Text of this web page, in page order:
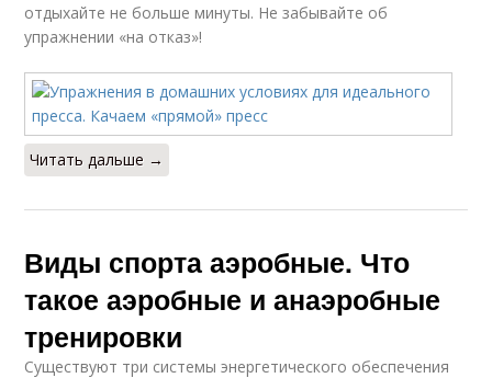
отдыхайте не больше минуты. Не забывайте об
упражнении «на отказ»!
Читать дальше →
Виды спорта аэробные. Что
такое аэробные и анаэробные
тренировки
Существуют три системы энергетического обеспечения